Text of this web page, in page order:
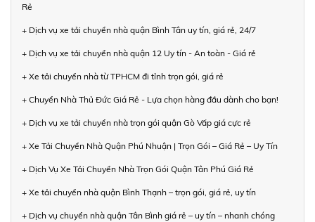
Rẻ
+ Dịch vụ xe tải chuyển nhà quận Bình Tân uy tín, giá rẻ, 24/7
+ Dịch vụ xe tải chuyển nhà quận 12 Uy tín - An toàn - Giá rẻ
+ Xe tải chuyển nhà từ TPHCM đi tỉnh trọn gói, giá rẻ
+ Chuyển Nhà Thủ Đức Giá Rẻ - Lựa chọn hàng đầu dành cho bạn!
+ Dịch vụ xe tải chuyển nhà trọn gói quận Gò Vấp giá cực rẻ
+ Xe Tải Chuyển Nhà Quận Phú Nhuận | Trọn Gói – Giá Rẻ – Uy Tín
+ Dịch Vụ Xe Tải Chuyển Nhà Trọn Gói Quận Tân Phú Giá Rẻ
+ Xe tải chuyển nhà quận Bình Thạnh – trọn gói, giá rẻ, uy tín
+ Dịch vụ chuyển nhà quận Tân Bình giá rẻ – uy tín – nhanh chóng